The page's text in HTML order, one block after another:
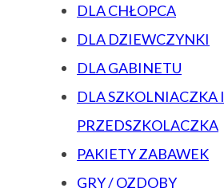
DLA CHŁOPCA
DLA DZIEWCZYNKI
DLA GABINETU
DLA SZKOLNIACZKA I
PRZEDSZKOLACZKA
PAKIETY ZABAWEK
GRY / OZDOBY